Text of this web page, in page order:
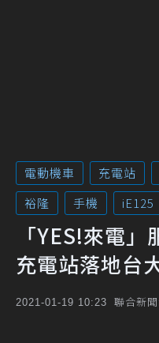
電動機車 充電站
裕隆
手機 iE125
「YES!來電
充電站落地台
2021-01-19 10:23 聯合新